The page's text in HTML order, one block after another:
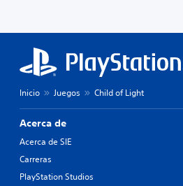
Inicio Juegos Child of Light
Acerca de
Acerca de SIE
Carreras
PlayStation Studios